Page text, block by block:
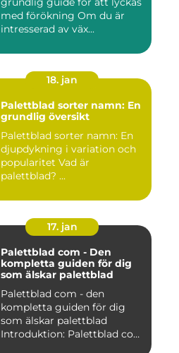
med förökning Om du är
intresserad av väx...
18. jan
Palettblad sorter namn: En
grundlig översikt
Palettblad sorter namn: En
djupdykning i variation och
popularitet Vad är
palettblad? ...
17. jan
Palettblad com - Den
kompletta guiden för dig
som älskar palettblad
Palettblad com - den
kompletta guiden för dig
som älskar palettblad
Introduktion: Palettblad com